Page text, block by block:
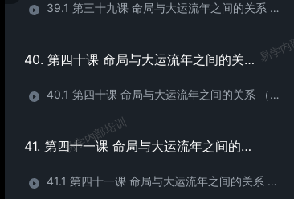
39.1 第三十九课 命局与大运流年之间的关系 （1）
40. 第四十课 命局与大运流年之间的关系 （2）
40.1 第四十课 命局与大运流年之间的关系 （2）
41. 第四十一课 命局与大运流年之间的关系 （3）
41.1 第四十一课 命局与大运流年之间的关系 （3）
易学内部培训
易学